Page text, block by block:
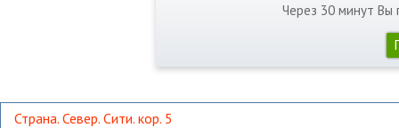
Через 30 минут Вы
Страна. Север. Сити. кор. 5